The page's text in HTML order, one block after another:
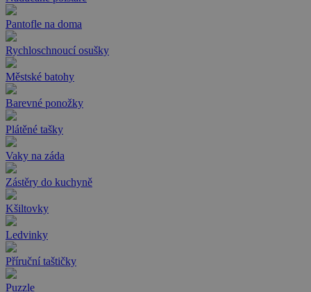
Pantofle na doma
Rychloschnoucí osušky
Městské batohy
Barevné ponožky
Plátěné tašky
Vaky na záda
Zástěry do kuchyně
Kšiltovky
Ledvinky
Příruční taštičky
Puzzle